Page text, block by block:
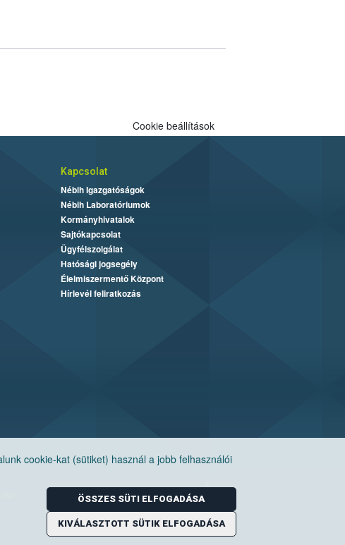
cookie-kat (sütiket) használ a jobb felhasználói
ÖSSZES SÜTI ELFOGADÁSA
KIVÁLASZTOTT SÜTIK ELFOGADÁSA
Cookie beállítások
Kapcsolat
Nébih Igazgatóságok
Nébih Laboratóriumok
Kormányhivatalok
Sajtókapcsolat
Ügyfélszolgálat
Hatósági jogsegély
Élelmiszermentő Központ
Hírlevél feliratkozás